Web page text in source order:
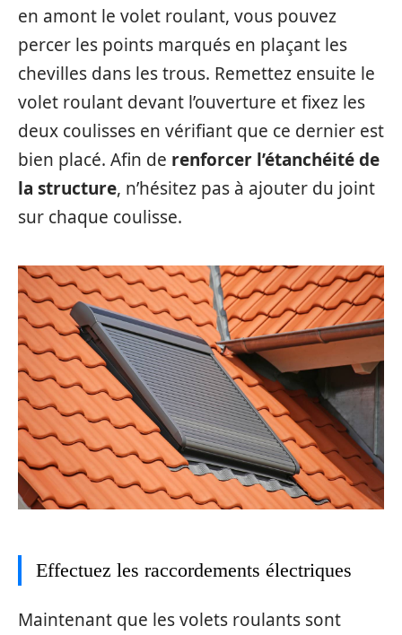
en amont le volet roulant, vous pouvez
percer les points marqués en plaçant les
chevilles dans les trous. Remettez ensuite le
volet roulant devant l’ouverture et fixez les
deux coulisses en vérifiant que ce dernier est
bien placé. Afin de renforcer l’étanchéité de
la structure, n’hésitez pas à ajouter du joint
sur chaque coulisse.
Effectuez les raccordements électriques
Maintenant que les volets roulants sont